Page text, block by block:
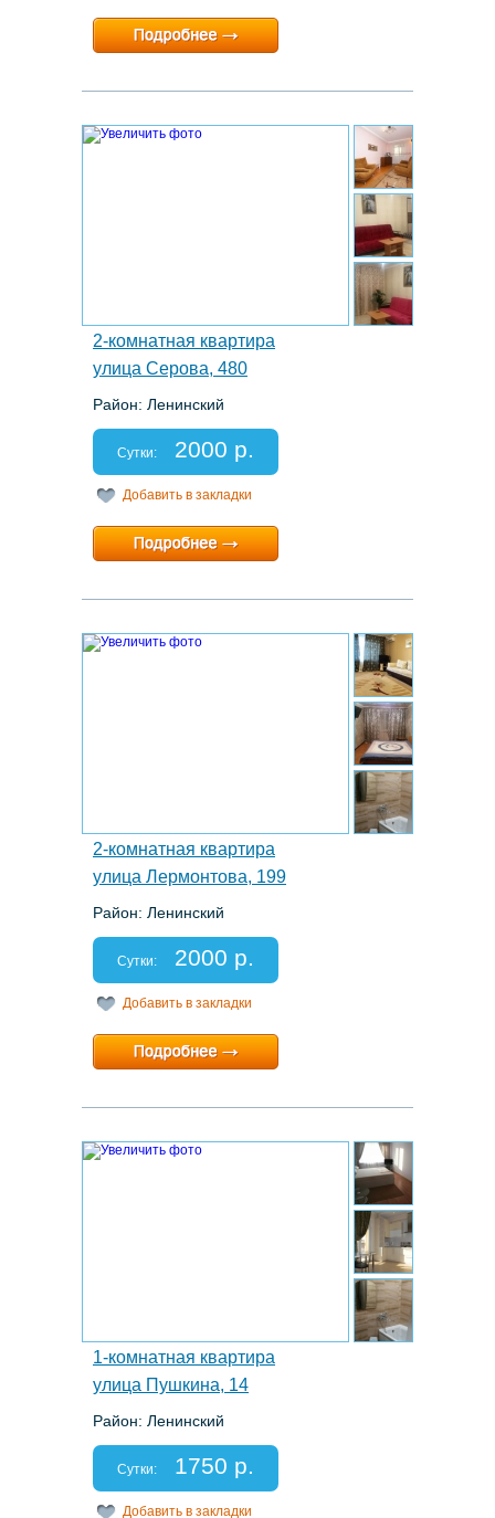
Минимальный срок:1 суток
Расчетный час:12:00
2-комнатная квартира
улица Серова, 480
Район: Ленинский
Спальных мест: 2+2+1
Отчетные документы: есть
Сутки: 2000 р.
Добавить в закладки
Минимальный срок:1 суток
Расчетный час:12:00
2-комнатная квартира
улица Лермонтова, 199
Район: Ленинский
Спальных мест: 2+2+1
Отчетные документы: есть
Сутки: 2000 р.
Добавить в закладки
Минимальный срок:1 суток
Расчетный час:12:00
1-комнатная квартира
улица Пушкина, 14
Район: Ленинский
Спальных мест: 2+2
Отчетные документы: есть
Сутки: 1750 р.
Добавить в закладки